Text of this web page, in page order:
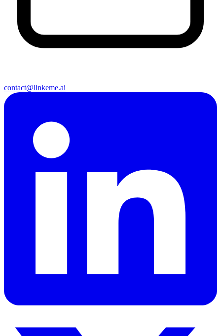
contact@linkeme.ai